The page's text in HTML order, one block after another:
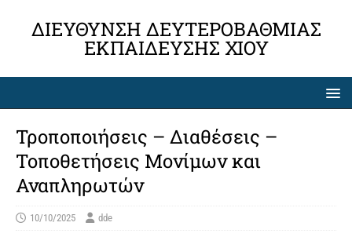
ΔΙΕΎΘΥΝΣΗ ΔΕΥΤΕΡΟΒΆΘΜΙΑΣ
ΕΚΠΑΊΔΕΥΣΗΣ ΧΊΟΥ
Τροποποιήσεις – Διαθέσεις –
Τοποθετήσεις Μονίμων και
Αναπληρωτών
10/10/2025 dde